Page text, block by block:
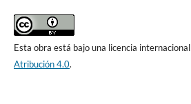
Esta obra está bajo una licencia internacional
Atribución 4.0.